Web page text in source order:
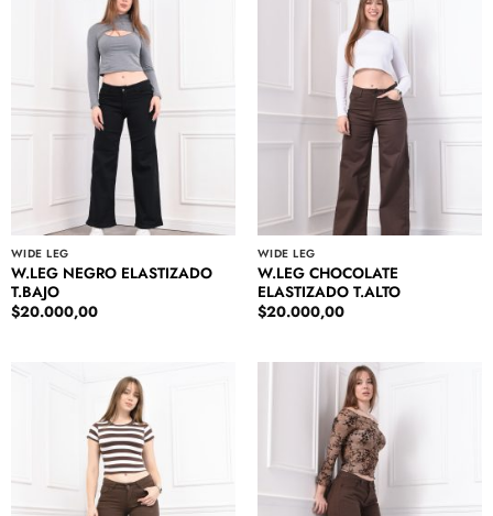
WIDE LEG
W.LEG NEGRO ELASTIZADO
T.BAJO
$20.000,00
WIDE LEG
W.LEG CHOCOLATE
ELASTIZADO T.ALTO
$20.000,00